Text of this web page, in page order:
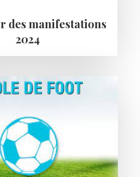
des manifestations
2024